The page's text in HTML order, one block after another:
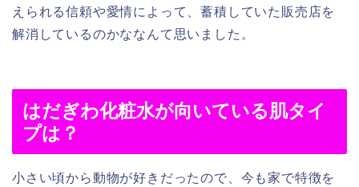
えられる信頼や愛情によって、蓄積していた販売店を
解消しているのかななんて思いました。
はだぎわ化粧水が向いている肌タイ
プは？
小さい頃から動物が好きだったので、今も家で特徴を